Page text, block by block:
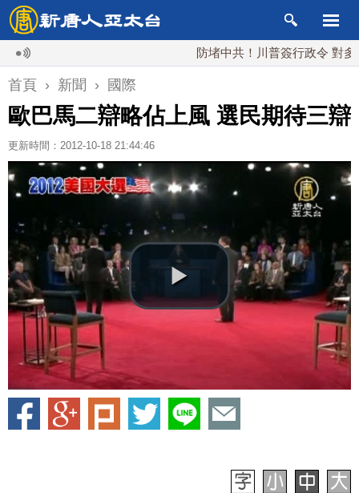
防堵中共！川普簽行政令 對多晶矽
首頁 › 新聞 › 國際
歐巴馬二辯略佔上風 選民期待三辯
更新時間：2012-10-18 21:44:46